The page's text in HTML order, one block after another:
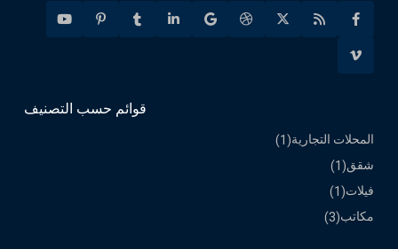
قوائم حسب التصنيف
المحلات التجارية(1)
شقق(1)
فيلات(1)
مكاتب(3)